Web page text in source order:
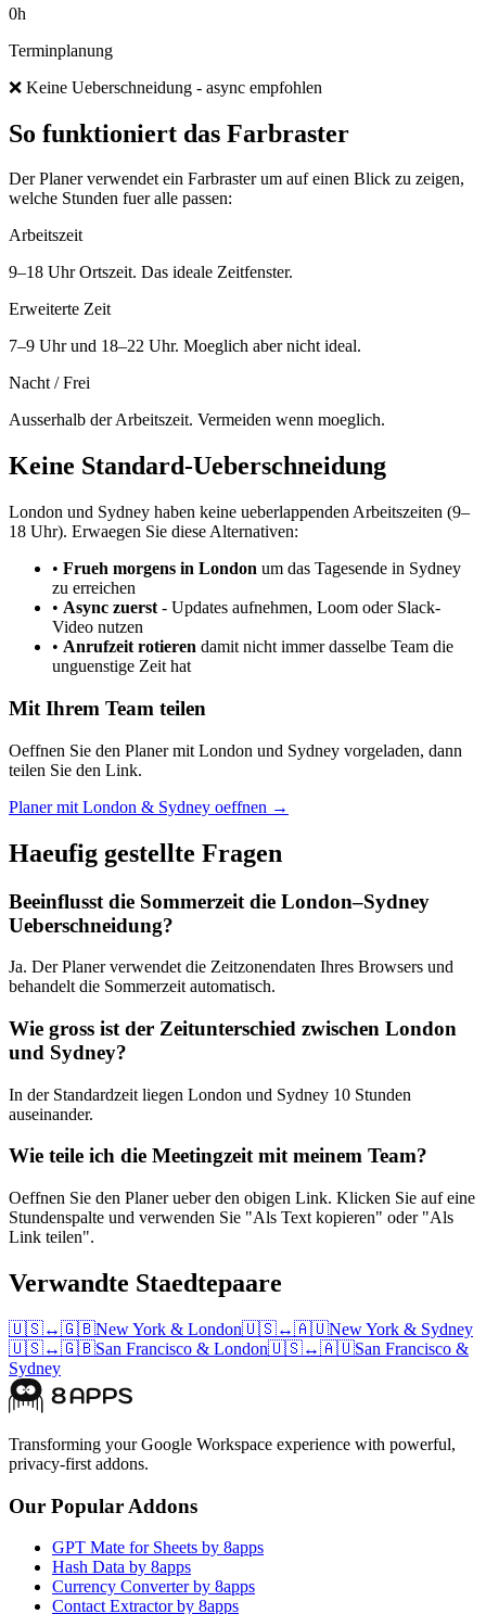
0h
Terminplanung
❌ Keine Ueberschneidung - async empfohlen
So funktioniert das Farbraster
Der Planer verwendet ein Farbraster um auf einen Blick zu zeigen,
welche Stunden fuer alle passen:
Arbeitszeit
9–18 Uhr Ortszeit. Das ideale Zeitfenster.
Erweiterte Zeit
7–9 Uhr und 18–22 Uhr. Moeglich aber nicht ideal.
Nacht / Frei
Ausserhalb der Arbeitszeit. Vermeiden wenn moeglich.
Keine Standard-Ueberschneidung
London und Sydney haben keine ueberlappenden Arbeitszeiten (9–
18 Uhr). Erwaegen Sie diese Alternativen:
• Frueh morgens in London um das Tagesende in Sydney
zu erreichen
• Async zuerst - Updates aufnehmen, Loom oder Slack-
Video nutzen
• Anrufzeit rotieren damit nicht immer dasselbe Team die
unguenstige Zeit hat
Mit Ihrem Team teilen
Oeffnen Sie den Planer mit London und Sydney vorgeladen, dann
teilen Sie den Link.
Planer mit London & Sydney oeffnen →
Haeufig gestellte Fragen
Beeinflusst die Sommerzeit die London–Sydney
Ueberschneidung?
Ja. Der Planer verwendet die Zeitzonendaten Ihres Browsers und
behandelt die Sommerzeit automatisch.
Wie gross ist der Zeitunterschied zwischen London
und Sydney?
In der Standardzeit liegen London und Sydney 10 Stunden
auseinander.
Wie teile ich die Meetingzeit mit meinem Team?
Oeffnen Sie den Planer ueber den obigen Link. Klicken Sie auf eine
Stundenspalte und verwenden Sie "Als Text kopieren" oder "Als
Link teilen".
Verwandte Staedtepaare
🇺🇸↔🇬🇧New York & London🇺🇸↔🇦🇺New York & Sydney
🇺🇸↔🇬🇧San Francisco & London🇺🇸↔🇦🇺San Francisco &
Sydney
Transforming your Google Workspace experience with powerful,
privacy-first addons.
Our Popular Addons
GPT Mate for Sheets by 8apps
Hash Data by 8apps
Currency Converter by 8apps
Contact Extractor by 8apps